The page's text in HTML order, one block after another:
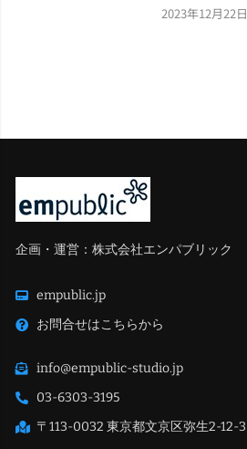
2023年12月22日
企画・運営：株式会社エンパブリック
empublic.jp
お問合せはこちらから
info@empublic-studio.jp
03-6303-3195
〒113-0032 東京都文京区弥生2-12-3